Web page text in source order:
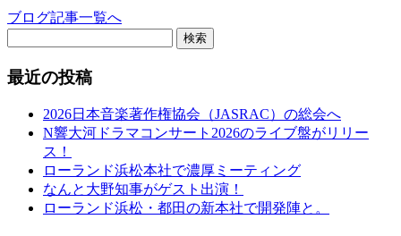
ブログ記事一覧へ
検索
最近の投稿
2026日本音楽著作権協会（JASRAC）の総会へ
N響大河ドラマコンサート2026のライブ盤がリリー
ス！
ローランド浜松本社で濃厚ミーティング
なんと大野知事がゲスト出演！
ローランド浜松・都田の新本社で開発陣と。